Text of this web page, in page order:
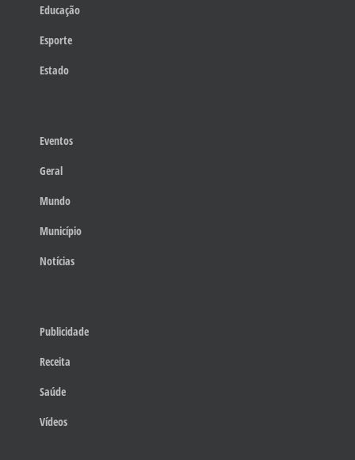
Educação
Esporte
Estado
Eventos
Geral
Mundo
Município
Notícias
Publicidade
Receita
Saúde
Vídeos